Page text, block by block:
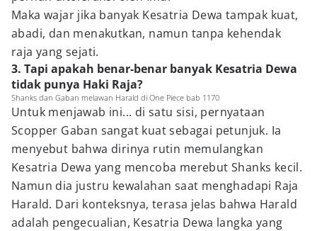
Maka wajar jika banyak Kesatria Dewa tampak kuat,
abadi, dan menakutkan, namun tanpa kehendak
raja yang sejati.
3. Tapi apakah benar-benar banyak Kesatria Dewa
tidak punya Haki Raja?
Shanks dan Gaban melawan Harald di One Piece bab 1170
Untuk menjawab ini... di satu sisi, pernyataan
Scopper Gaban sangat kuat sebagai petunjuk. Ia
menyebut bahwa dirinya rutin memulangkan
Kesatria Dewa yang mencoba merebut Shanks kecil.
Namun dia justru kewalahan saat menghadapi Raja
Harald. Dari konteksnya, terasa jelas bahwa Harald
adalah pengecualian, Kesatria Dewa langka yang